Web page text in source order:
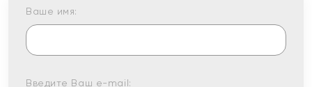
Ваше имя:
Введите Ваш e-mail: